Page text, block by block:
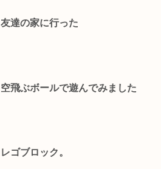
友達の家に行った
空飛ぶボールで遊んでみました
レゴブロック。